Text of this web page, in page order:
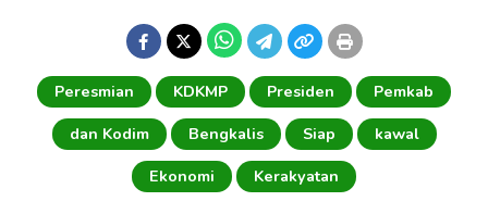
Peresmian KDKMP Presiden
Pemkab
dan Kodim
Bengkalis Siap
kawal
Ekonomi
Kerakyatan